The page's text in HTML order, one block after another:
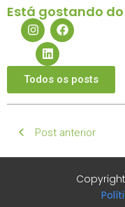
Está gostando
Todos os posts
Post anterior